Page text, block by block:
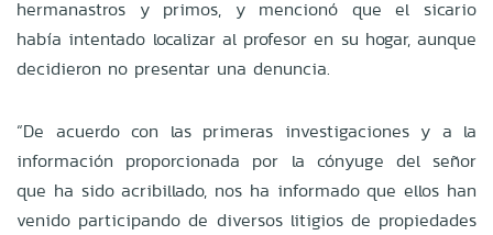
hermanastros y primos, y mencionó que el sicario
había intentado localizar al profesor en su hogar, aunque
decidieron no presentar una denuncia.
“De acuerdo con las primeras investigaciones y a la
información proporcionada por la cónyuge del señor
que ha sido acribillado, nos ha informado que ellos han
venido participando de diversos litigios de propiedades